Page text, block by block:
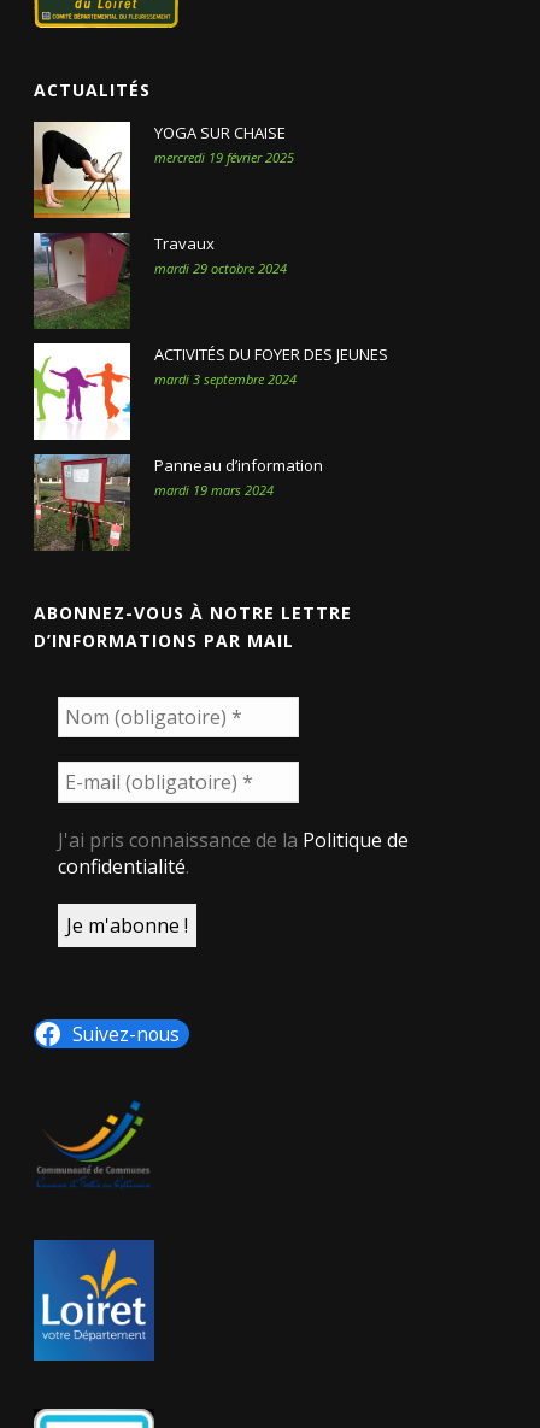
ACTUALITÉS
YOGA SUR CHAISE
mercredi 19 février 2025
Travaux
mardi 29 octobre 2024
ACTIVITÉS DU FOYER DES JEUNES
mardi 3 septembre 2024
Panneau d’information
mardi 19 mars 2024
ABONNEZ-VOUS À NOTRE LETTRE
D’INFORMATIONS PAR MAIL
J'ai pris connaissance de la Politique de
confidentialité.
Suivez-nous